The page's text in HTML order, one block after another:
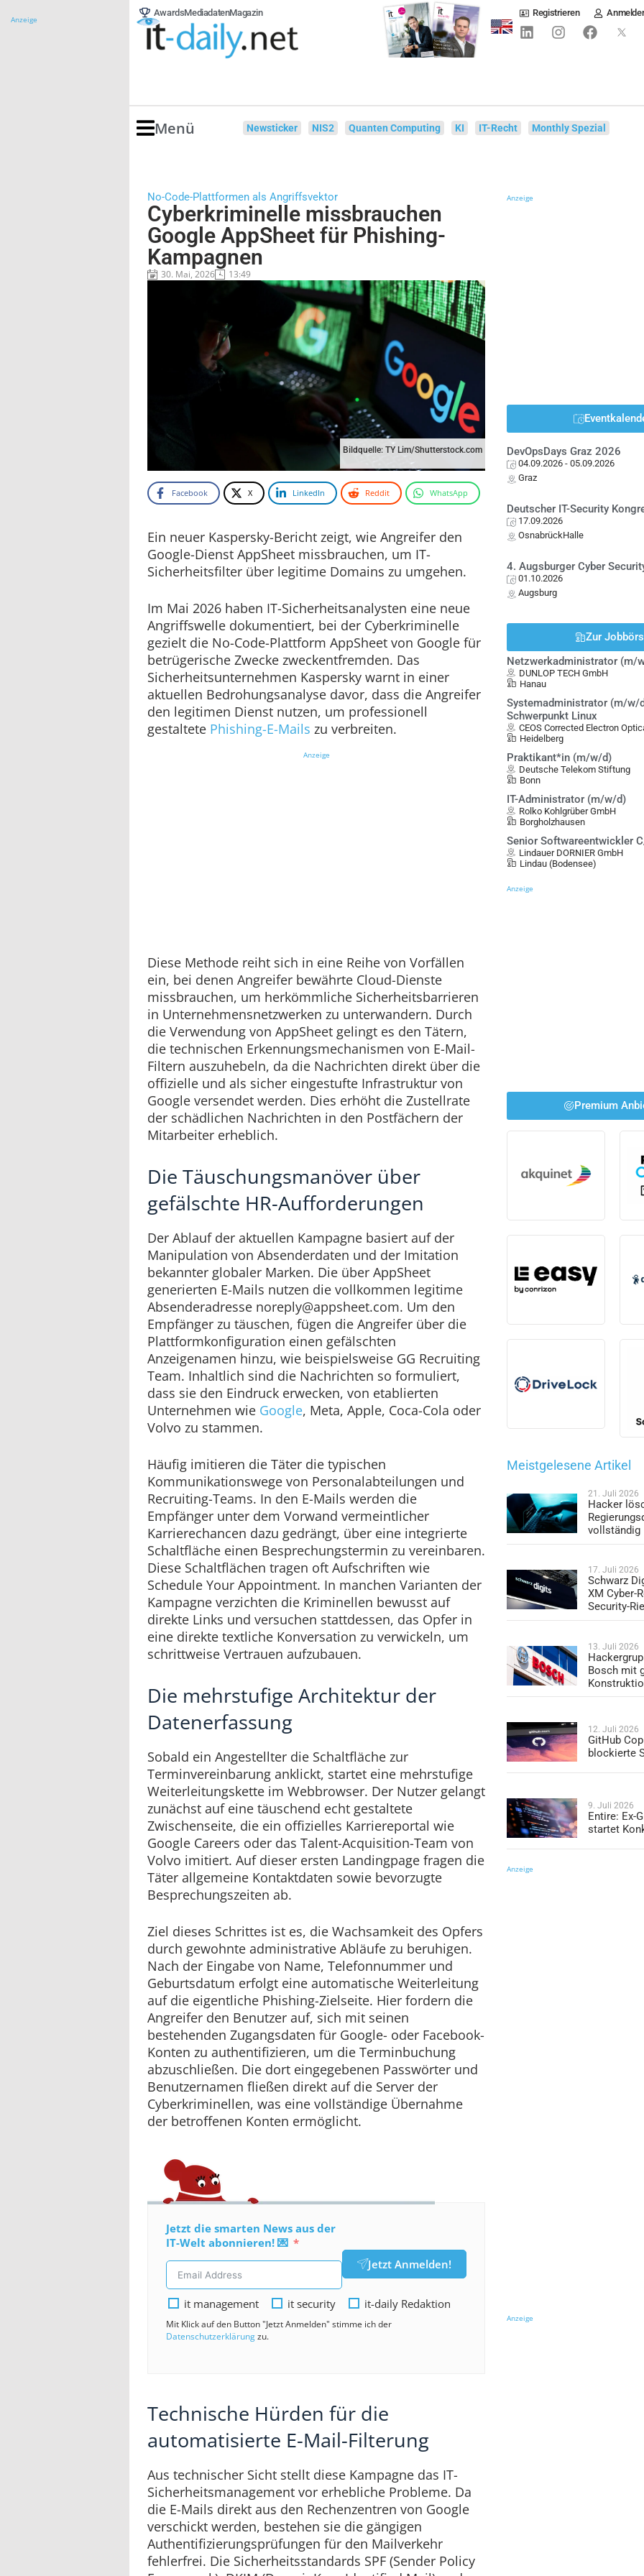
Anzeige
AwardsMediadatenMagazin Registrieren
Menü Newsticker NIS2 Quanten Computing KI IT-Recht Monthly Spezial
No-Code-Plattformen als Angriffsvektor
Cyberkriminelle missbrauchen
Google AppSheet für Phishing-
Kampagnen
30. Mai, 2026 13:49
Bildquelle: TY Lim/Shutterstock.com
Facebook X LinkedIn Reddit WhatsApp
Ein neuer Kaspersky-Bericht zeigt, wie Angreifer den
Google-Dienst AppSheet missbrauchen, um IT-
Sicherheitsfilter über legitime Domains zu umgehen.
Im Mai 2026 haben IT-Sicherheitsanalysten eine neue
Angriffswelle dokumentiert, bei der Cyberkriminelle
gezielt die No-Code-Plattform AppSheet von Google für
betrügerische Zwecke zweckentfremden. Das
Sicherheitsunternehmen Kaspersky warnt in einer
aktuellen Bedrohungsanalyse davor, dass die Angreifer
den legitimen Dienst nutzen, um professionell
gestaltete Phishing-E-Mails zu verbreiten.
Anzeige
Diese Methode reiht sich in eine Reihe von Vorfällen
ein, bei denen Angreifer bewährte Cloud-Dienste
missbrauchen, um herkömmliche Sicherheitsbarrieren
in Unternehmensnetzwerken zu unterwandern. Durch
die Verwendung von AppSheet gelingt es den Tätern,
die technischen Erkennungsmechanismen von E-Mail-
Filtern auszuhebeln, da die Nachrichten direkt über die
offizielle und als sicher eingestufte Infrastruktur von
Google versendet werden. Dies erhöht die Zustellrate
der schädlichen Nachrichten in den Postfächern der
Mitarbeiter erheblich.
Die Täuschungsmanöver über
gefälschte HR-Aufforderungen
Der Ablauf der aktuellen Kampagne basiert auf der
Manipulation von Absenderdaten und der Imitation
bekannter globaler Marken. Die über AppSheet
generierten E-Mails nutzen die vollkommen legitime
Absenderadresse noreply@appsheet.com. Um den
Empfänger zu täuschen, fügen die Angreifer über die
Plattformkonfiguration einen gefälschten
Anzeigenamen hinzu, wie beispielsweise GG Recruiting
Team. Inhaltlich sind die Nachrichten so formuliert,
dass sie den Eindruck erwecken, von etablierten
Unternehmen wie Google, Meta, Apple, Coca-Cola oder
Volvo zu stammen.
Häufig imitieren die Täter die typischen
Kommunikationswege von Personalabteilungen und
Recruiting-Teams. In den E-Mails werden die
Empfänger unter dem Vorwand vermeintlicher
Karrierechancen dazu gedrängt, über eine integrierte
Schaltfläche einen Besprechungstermin zu vereinbaren.
Diese Schaltflächen tragen oft Aufschriften wie
Schedule Your Appointment. In manchen Varianten der
Kampagne verzichten die Kriminellen bewusst auf
direkte Links und versuchen stattdessen, das Opfer in
eine direkte textliche Konversation zu verwickeln, um
schrittweise Vertrauen aufzubauen.
Die mehrstufige Architektur der
Datenerfassung
Sobald ein Angestellter die Schaltfläche zur
Terminvereinbarung anklickt, startet eine mehrstufige
Weiterleitungskette im Webbrowser. Der Nutzer gelangt
zunächst auf eine täuschend echt gestaltete
Zwischenseite, die ein offizielles Karriereportal wie
Google Careers oder das Talent-Acquisition-Team von
Volvo imitiert. Auf dieser ersten Landingpage fragen die
Täter allgemeine Kontaktdaten sowie bevorzugte
Besprechungszeiten ab.
Ziel dieses Schrittes ist es, die Wachsamkeit des Opfers
durch gewohnte administrative Abläufe zu beruhigen.
Nach der Eingabe von Name, Telefonnummer und
Geburtsdatum erfolgt eine automatische Weiterleitung
auf die eigentliche Phishing-Zielseite. Hier fordern die
Angreifer den Benutzer auf, sich mit seinen
bestehenden Zugangsdaten für Google- oder Facebook-
Konten zu authentifizieren, um die Terminbuchung
abzuschließen. Die dort eingegebenen Passwörter und
Benutzernamen fließen direkt auf die Server der
Cyberkriminellen, was eine vollständige Übernahme
der betroffenen Konten ermöglicht.
Jetzt die smarten News aus der
IT-Welt abonnieren! 💌
Jetzt Anmelden!
it management it security it-daily Redaktion
Mit Klick auf den Button "Jetzt Anmelden" stimme ich der
Datenschutzerklärungzu.
Technische Hürden für die
automatisierte E-Mail-Filterung
Aus technischer Sicht stellt diese Kampagne das IT-
Sicherheitsmanagement vor erhebliche Probleme. Da
die E-Mails direkt aus den Rechenzentren von Google
verschickt werden, bestehen sie die gängigen
Authentifizierungsprüfungen für den Mailverkehr
fehlerfrei. Die Sicherheitsstandards SPF (Sender Policy
Anzeige
DevOpsDays Graz 2026
04.09.2026 - 05.09.2026
Graz
Deutscher IT-Security
17.09.2026
OsnabrückHalle
4. Augsburger Cyber
01.10.2026
Augsburg
Zur
Netzwerkadministrator (m/
DUNLOP TECH GmbH
Hanau
Systemadministrator (m/w/
Schwerpunkt Linux
CEOS Corrected Electron
Heidelberg
Praktikant*in (m/w/d)
Deutsche Telekom Stiftung
Bonn
IT-Administrator (m/w/d)
Rolko Kohlgrüber GmbH
Borgholzhausen
Senior Softwareentwickler
Lindauer DORNIER GmbH
Lindau (Bodensee)
Anzeige
Premium
Meistgelesene Artikel
21. Juli 2026
Hacker
vollständig
17. Juli 2026
Schwarz
XM Cyber-
Security-
13. Juli 2026
Bosch mit
12. Juli 2026
GitHub
blockierte
9. Juli 2026
Entire: Ex-
startet
Anzeige
Anzeige